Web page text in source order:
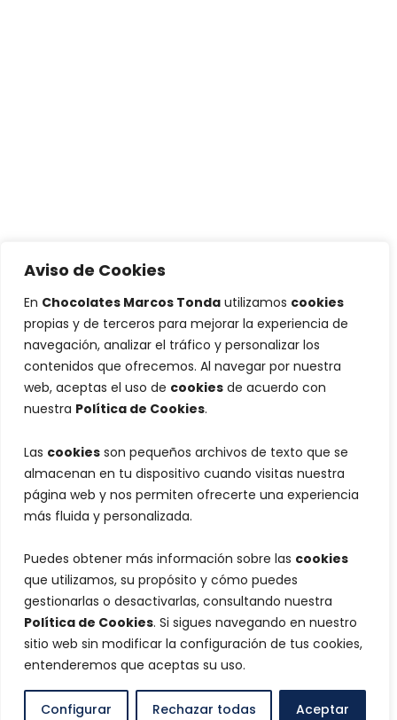
Aviso de Cookies
En Chocolates Marcos Tonda utilizamos cookies
propias y de terceros para mejorar la experiencia de
navegación, analizar el tráfico y personalizar los
contenidos que ofrecemos. Al navegar por nuestra
web, aceptas el uso de cookies de acuerdo con
nuestra Política de Cookies.
Las cookies son pequeños archivos de texto que se
almacenan en tu dispositivo cuando visitas nuestra
página web y nos permiten ofrecerte una experiencia
más fluida y personalizada.
Puedes obtener más información sobre las cookies
que utilizamos, su propósito y cómo puedes
gestionarlas o desactivarlas, consultando nuestra
Política de Cookies. Si sigues navegando en nuestro
sitio web sin modificar la configuración de tus cookies,
entenderemos que aceptas su uso.
Configurar Rechazar todas Aceptar